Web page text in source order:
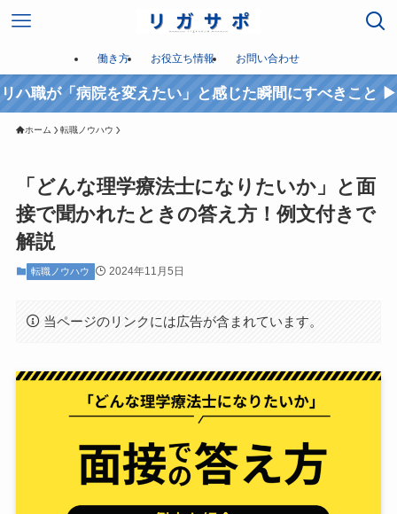
働き方 お役立ち情報 お問い合わせ
リハ職が「病院を変えたい」と感じた瞬間にすべきこと ▶︎
ホーム 転職ノウハウ
「どんな理学療法士になりたいか」と面
接で聞かれたときの答え方！例文付きで
解説
転職ノウハウ 2024年11月5日
当ページのリンクには広告が含まれています。